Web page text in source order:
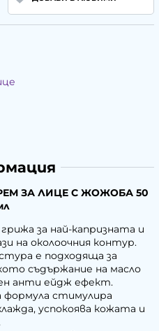
ЗА ЛИЦЕ С ЖОЖОБА 50
грижа за най-капризната и
на околоочния контур.
е подходяща за
съдържание на масло
анти ейдж ефект.
стимулира
успокоява кожата и